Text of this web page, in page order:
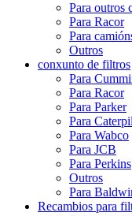
Para outros
Para Racor
Para
Outros
conxunto de filtros
Para
Para Racor
Para Parker
Para
Para Wabco
Para JCB
Para Perkins
Outros
Para
Recambios para